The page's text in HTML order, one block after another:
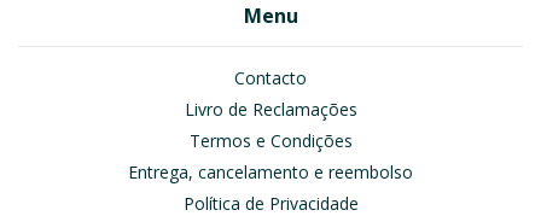
Menu
Contacto
Livro de Reclamações
Termos e Condições
Entrega, cancelamento e reembolso
Política de Privacidade